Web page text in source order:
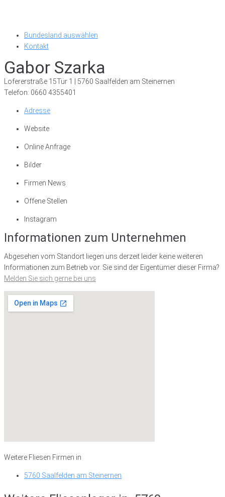
Bundesland auswählen
Kontakt
Gabor Szarka
Lofererstraße 15Tür 1 | 5760 Saalfelden am Steinernen
Telefon: 0660 4355401
Adresse
Website
Online Anfrage
Bilder
Firmen News
Offene Stellen
Instagram
Informationen zum Unternehmen
Abgesehen vom Standort liegen uns derzeit leider keine weiteren
Informationen zum Betrieb vor. Sie sind der Eigentümer dieser Firma?
Melden Sie sich gerne bei uns
Weitere Fliesen Firmen in
5760 Saalfelden am Steinernen